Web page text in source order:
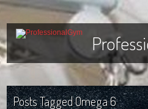
Posts TaggedOmega 6